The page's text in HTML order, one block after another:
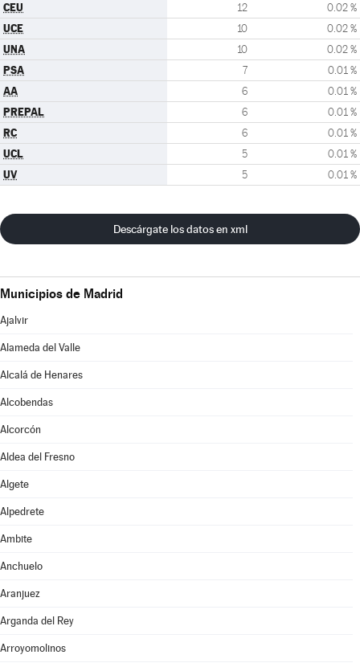
CEU 12 0.02 %
UCE 10 0.02 %
UNA 10 0.02 %
PSA 7 0.01 %
AA 6 0.01 %
PREPAL 6 0.01 %
RC 6 0.01 %
UCL 5 0.01 %
UV 5 0.01 %
Descárgate los datos en xml
Municipios de Madrid
Ajalvir
Alameda del Valle
Alcalá de Henares
Alcobendas
Alcorcón
Aldea del Fresno
Algete
Alpedrete
Ambite
Anchuelo
Aranjuez
Arganda del Rey
Arroyomolinos